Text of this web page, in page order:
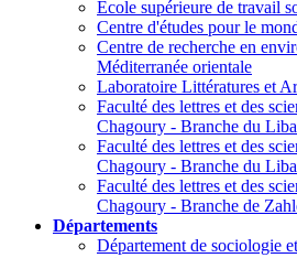
École supérieure de travail
Centre d'études pour le
Centre de recherche en
Méditerranée orientale
Laboratoire Littératures et
Faculté des lettres et des
Chagoury - Branche du
Faculté des lettres et des
Chagoury - Branche du
Faculté des lettres et des
Chagoury - Branche de
Départements
Département de sociologie